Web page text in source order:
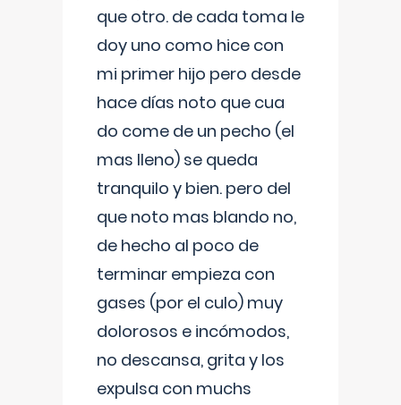
que otro. de cada toma le
doy uno como hice con
mi primer hijo pero desde
hace días noto que cua
do come de un pecho (el
mas lleno) se queda
tranquilo y bien. pero del
que noto mas blando no,
de hecho al poco de
terminar empieza con
gases (por el culo) muy
dolorosos e incómodos,
no descansa, grita y los
expulsa con muchs